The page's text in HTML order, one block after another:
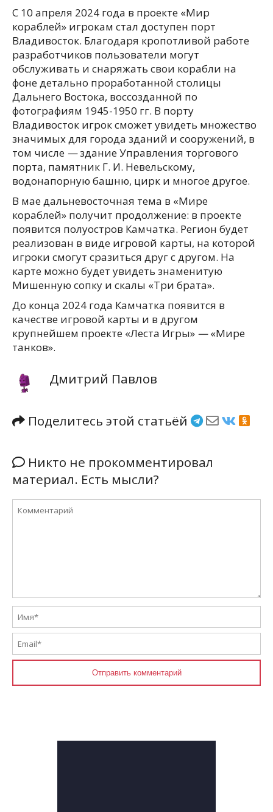
С 10 апреля 2024 года в проекте «Мир
кораблей» игрокам стал доступен порт
Владивосток. Благодаря кропотливой работе
разработчиков пользователи могут
обслуживать и снаряжать свои корабли на
фоне детально проработанной столицы
Дальнего Востока, воссозданной по
фотографиям 1945-1950 гг. В порту
Владивосток игрок сможет увидеть множество
значимых для города зданий и сооружений, в
том числе —здание Управления торгового
порта, памятник Г. И. Невельскому,
водонапорную башню, цирк и многое другое.
В мае дальневосточная тема в «Мире
кораблей» получит продолжение: в проекте
появится полуостров Камчатка. Регион будет
реализован в виде игровой карты, на которой
игроки смогут сразиться друг с другом. На
карте можно будет увидеть знаменитую
Мишенную сопку и скалы «Три брата».
До конца 2024 года Камчатка появится в
качестве игровой карты и в другом
крупнейшем проекте «Леста Игры» —«Мире
танков».
Дмитрий Павлов
Поделитесь этой статьёй
Никто не прокомментировал
материал. Есть мысли?